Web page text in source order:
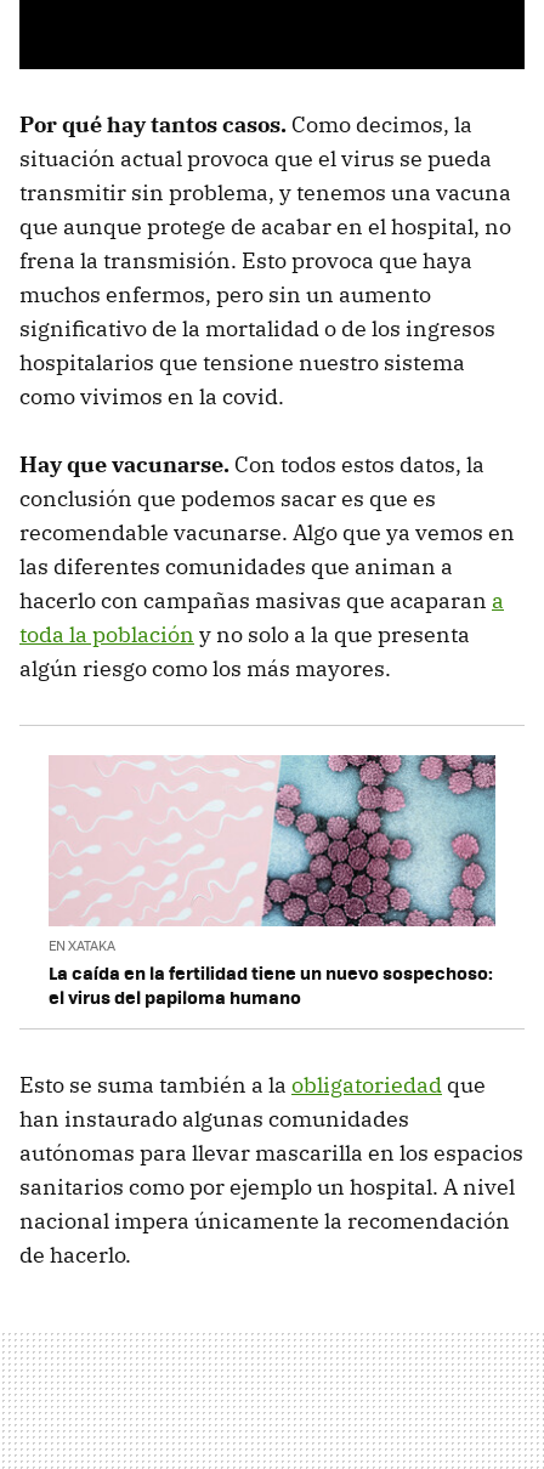
Por qué hay tantos casos. Como decimos, la
situación actual provoca que el virus se pueda
transmitir sin problema, y tenemos una vacuna
que aunque protege de acabar en el hospital, no
frena la transmisión. Esto provoca que haya
muchos enfermos, pero sin un aumento
significativo de la mortalidad o de los ingresos
hospitalarios que tensione nuestro sistema
como vivimos en la covid.
Hay que vacunarse. Con todos estos datos, la
conclusión que podemos sacar es que es
recomendable vacunarse. Algo que ya vemos en
las diferentes comunidades que animan a
hacerlo con campañas masivas que acaparan a
toda la población y no solo a la que presenta
algún riesgo como los más mayores.
EN XATAKA
La caída en la fertilidad tiene un nuevo sospechoso:
el virus del papiloma humano
Esto se suma también a la obligatoriedad que
han instaurado algunas comunidades
autónomas para llevar mascarilla en los espacios
sanitarios como por ejemplo un hospital. A nivel
nacional impera únicamente la recomendación
de hacerlo.